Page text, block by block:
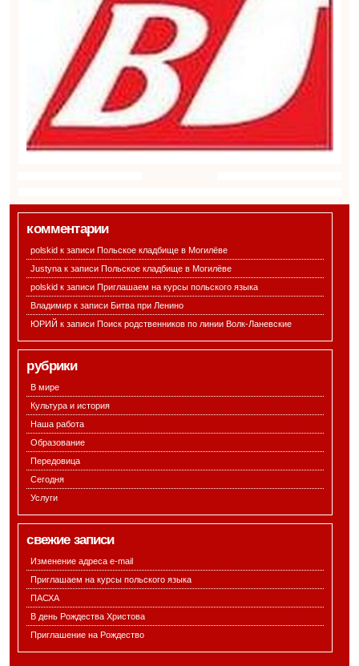
комментарии
polskid к записиПольское кладбище в Могилёве
Justyna к записиПольское кладбище в Могилёве
polskid к записиПриглашаем на курсы польского языка
Владимир к записи Битва при Ленино
ЮРИЙ к записиПоиск родственников по линии Волк-Ланевские
рубрики
В мире
Культура и история
Наша работа
Образование
Передовица
Сегодня
Услуги
свежие записи
Изменение адреса e-mail
Приглашаем на курсы польского языка
ПАСХА
В день Рождества Христова
Приглашение на Рождество